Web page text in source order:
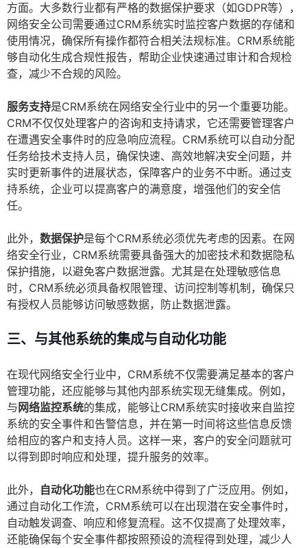
方面。大多数行业都有严格的数据保护要求（如GDPR等），
网络安全公司需要通过CRM系统实时监控客户数据的存储和
使用情况，确保所有操作都符合相关法规标准。CRM系统能
够自动化生成合规性报告，帮助企业快速通过审计和合规检
查，减少不合规的风险。
服务支持是CRM系统在网络安全行业中的另一个重要功能。
CRM不仅仅处理客户的咨询和支持请求，它还需要管理客户
在遭遇安全事件时的应急响应流程。CRM系统可以自动分配
任务给技术支持人员，确保快速、高效地解决安全问题，并
实时更新事件的进展状态，保障客户的业务不中断。通过支
持系统，企业可以提高客户的满意度，增强他们的安全信
任。
此外， 数据保护是每个CRM系统必须优先考虑的因素。在网
络安全行业，CRM系统需要具备强大的加密技术和数据隐私
保护措施，以避免客户数据泄露。尤其是在处理敏感信息
时，CRM系统必须具备权限管理、访问控制等机制，确保只
有授权人员能够访问敏感数据，防止数据泄露。
三、与其他系统的集成与自动化功能
在现代网络安全行业中，CRM系统不仅需要满足基本的客户
管理功能，还应能够与其他内部系统实现无缝集成。例如，
与 网络监控系统的集成，能够让CRM系统实时接收来自监控
系统的安全事件和告警信息，并在第一时间将这些信息反馈
给相应的客户和支持人员。这样一来，客户的安全问题就可
以得到即时响应和处理，提升服务的效率。
此外， 自动化功能也在CRM系统中得到了广泛应用。例如，
通过自动化工作流，CRM系统可以在出现潜在安全事件时，
自动触发调查、响应和修复流程。这不仅提高了处理效率，
还能确保每个安全事件都按照预设的流程得到处理，减少人